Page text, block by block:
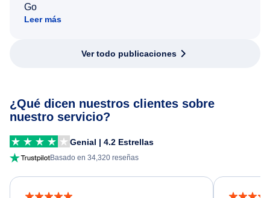
Go
Leer más
Ver todo publicaciones
¿Qué dicen nuestros clientes sobre
nuestro servicio?
Genial | 4.2 Estrellas
Basado en 34,320 reseñas